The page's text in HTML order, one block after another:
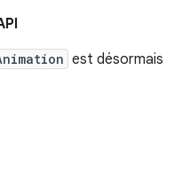
est désormais